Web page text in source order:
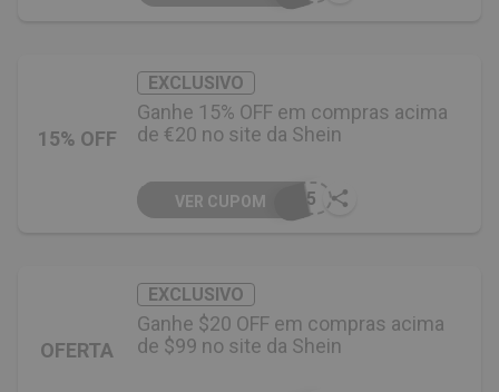
15% OFF
EXCLUSIVO
Ganhe 15% OFF em compras acima
de €20 no site da Shein
K15
VER CUPOM
OFERTA
EXCLUSIVO
Ganhe $20 OFF em compras acima
de $99 no site da Shein